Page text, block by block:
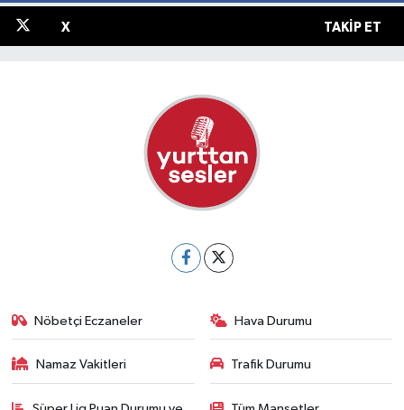
X TAKIP ET
Nöbetçi Eczaneler Hava Durumu
Namaz Vakitleri Trafik Durumu